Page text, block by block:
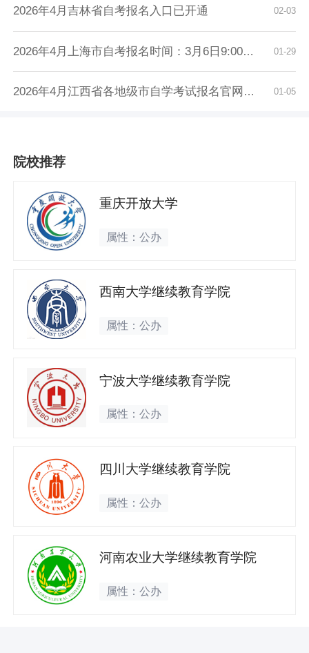
02-03
2026年4月吉林省自考报名入口已开通
01-29
2026年4月上海市自考报名时间：3月6日9:00至3月...
01-05
2026年4月江西省各地级市自学考试报名官网入口...
院校推荐
重庆开放大学
属性：公办
西南大学继续教育学院
属性：公办
宁波大学继续教育学院
属性：公办
四川大学继续教育学院
属性：公办
河南农业大学继续教育学院
属性：公办